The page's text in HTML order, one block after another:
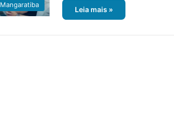
Mangaratiba
Leia mais »